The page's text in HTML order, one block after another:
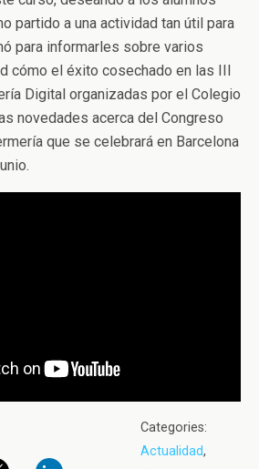
partido a una actividad tan útil para
para informarles sobre varios
cómo el éxito cosechado en las III
Digital organizadas por el Colegio
novedades acerca del Congreso
que se celebrará en Barcelona
Categories:
Actualidad,